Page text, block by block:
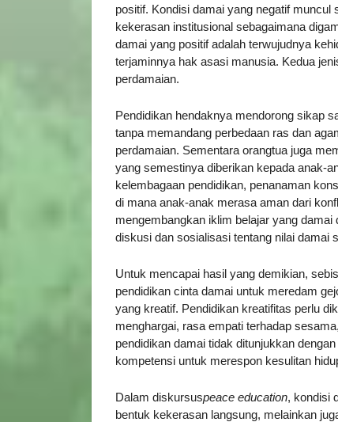
positif. Kondisi damai yang negatif
kekerasan institusional sebagaimana
damai yang positif adalah terwujudnya
terjaminnya hak asasi manusia. Kedua
perdamaian.
Pendidikan hendaknya mendorong sikap
tanpa memandang perbedaan ras dan
perdamaian. Sementara orangtua juga
yang semestinya diberikan kepada anak-
kelembagaan pendidikan, penanaman
di mana anak-anak merasa aman dari
mengembangkan iklim belajar yang
diskusi dan sosialisasi tentang nilai damai
Untuk mencapai hasil yang demikian,
pendidikan cinta damai untuk meredam
yang kreatif. Pendidikan kreatifitas perlu
menghargai, rasa empati terhadap
pendidikan damai tidak ditunjukkan
kompetensi untuk merespon kesulitan
Dalam diskursuspeace education, kondisi
bentuk kekerasan langsung, melainkan